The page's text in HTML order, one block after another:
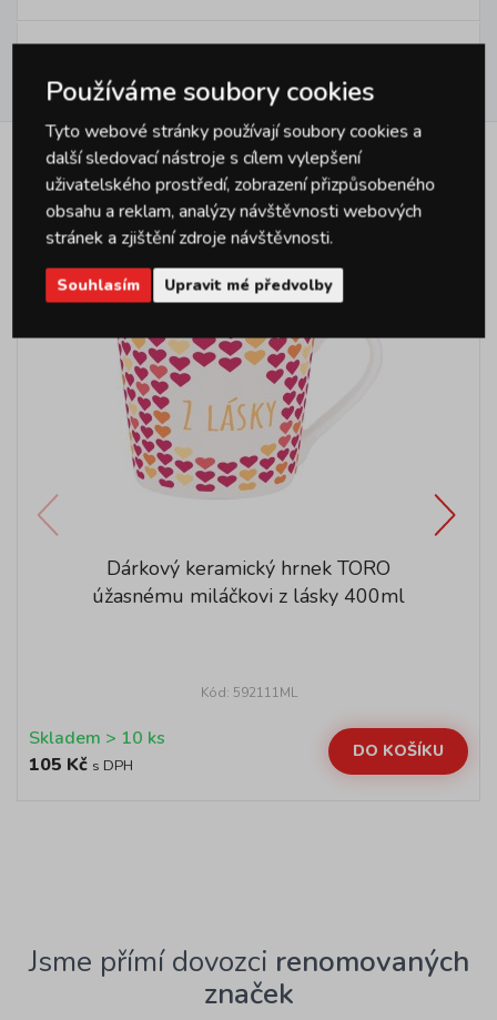
Hodnocení 0
Podobné produkty
Dárkový keramický hrnek TORO
úžasnému miláčkovi z lásky 400ml
Kód: 592111ML
Skladem > 10 ks
105 Kč s DPH
DO KOŠÍKU
Jsme přímí dovozci renomovaných
značek
Používáme soubory cookies
Tyto webové stránky používají soubory cookies a
další sledovací nástroje s cílem vylepšení
uživatelského prostředí, zobrazení přizpůsobeného
obsahu a reklam, analýzy návštěvnosti webových
stránek a zjištění zdroje návštěvnosti.
Souhlasím Upravit mé předvolby